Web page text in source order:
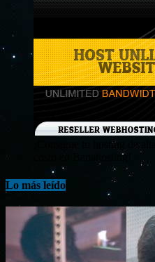
¡Consigue tu hosting de
costo en Banahosting!
Lo más leído